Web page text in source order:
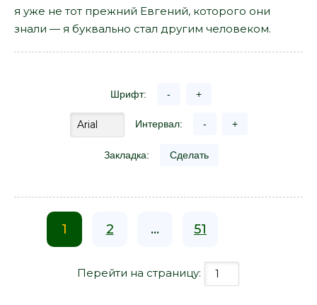
я уже не тот прежний Евгений, которого они
знали — я буквально стал другим человеком.
Шрифт: - +
Интервал: - +
Закладка: Сделать
1 2 ... 51
Перейти на страницу: